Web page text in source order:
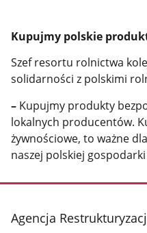
Kupujmy polskie
Szef resortu rolnictwa
solidarności z polskimi
– Kupujmy produkty
lokalnych producentów.
żywnościowe, to ważne
naszej polskiej
stopka
Agencja